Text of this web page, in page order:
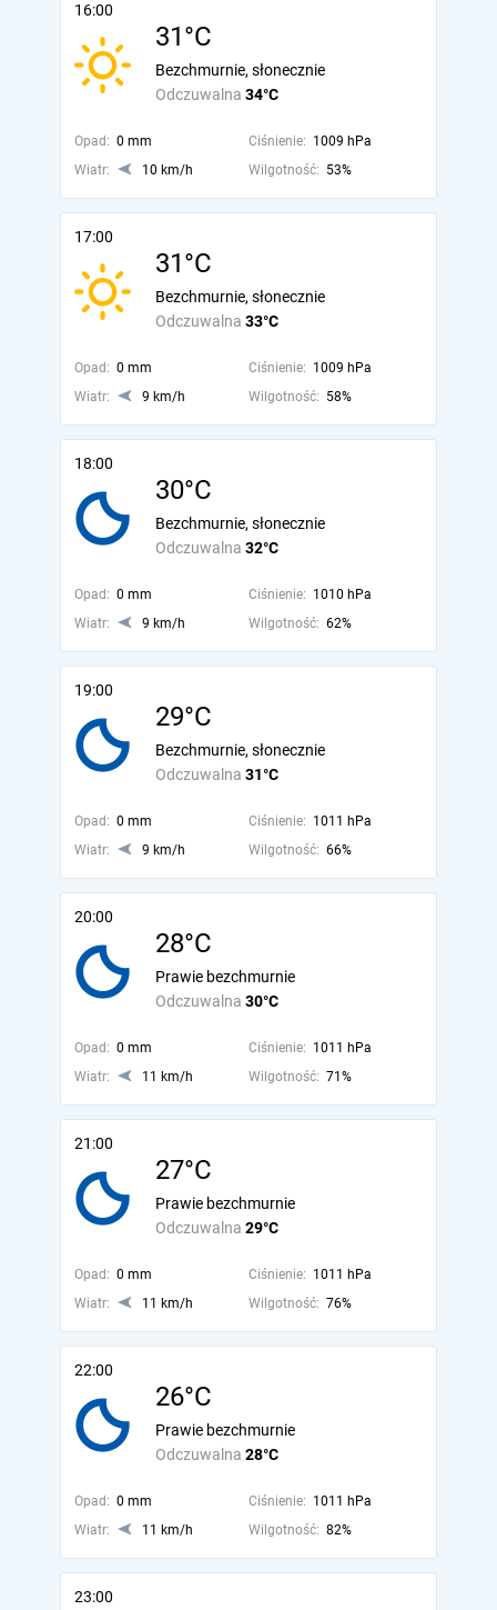
16:00
31°C
Odczuwalna 34°C
Bezchmurnie, słonecznie
Opad: 0 mm Ciśnienie: 1009 hPa
Wiatr:
10 km/h Wilgotność: 53%
17:00
31°C
Odczuwalna 33°C
Bezchmurnie, słonecznie
Opad: 0 mm Ciśnienie: 1009 hPa
Wiatr:
9 km/h Wilgotność: 58%
18:00
30°C
Odczuwalna 32°C
Bezchmurnie, słonecznie
Opad: 0 mm Ciśnienie: 1010 hPa
Wiatr:
9 km/h Wilgotność: 62%
19:00
29°C
Odczuwalna 31°C
Bezchmurnie, słonecznie
Opad: 0 mm Ciśnienie: 1011 hPa
Wiatr:
9 km/h Wilgotność: 66%
20:00
28°C
Odczuwalna 30°C
Prawie bezchmurnie
Opad: 0 mm Ciśnienie: 1011 hPa
Wiatr:
11 km/h Wilgotność: 71%
21:00
27°C
Odczuwalna 29°C
Prawie bezchmurnie
Opad: 0 mm Ciśnienie: 1011 hPa
Wiatr:
11 km/h Wilgotność: 76%
22:00
26°C
Odczuwalna 28°C
Prawie bezchmurnie
Opad: 0 mm Ciśnienie: 1011 hPa
Wiatr:
11 km/h Wilgotność: 82%
23:00